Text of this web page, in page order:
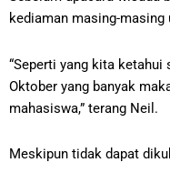
kediaman masing-
“Seperti yang kita
Oktober yang banyak
mahasiswa,” terang Neil.
Meskipun tidak dapat